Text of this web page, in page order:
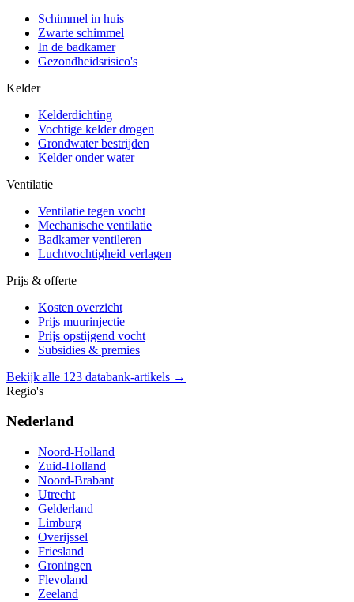
Schimmel in huis
Zwarte schimmel
In de badkamer
Gezondheidsrisico's
Kelder
Kelderdichting
Vochtige kelder drogen
Grondwater bestrijden
Kelder onder water
Ventilatie
Ventilatie tegen vocht
Mechanische ventilatie
Badkamer ventileren
Luchtvochtigheid verlagen
Prijs & offerte
Kosten overzicht
Prijs muurinjectie
Prijs opstijgend vocht
Subsidies & premies
Bekijk alle 123 databank-artikels →
Regio's
Nederland
Noord-Holland
Zuid-Holland
Noord-Brabant
Utrecht
Gelderland
Limburg
Overijssel
Friesland
Groningen
Flevoland
Zeeland